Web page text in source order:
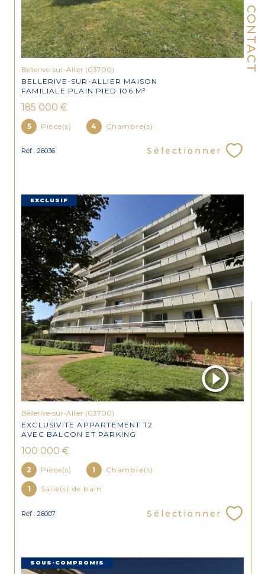
CONTACT
Bellerive-sur-Allier (03700)
BELLERIVE-SUR-ALLIER MAISON
FAMILIALE PLAIN PIED 106 M²
185 000 €
5 Pièce(s) 4 Chambre(s)
Réf : 26036 Sélectionner
EXCLUSIF
Bellerive-sur-Allier (03700)
EXCLUSIVITE APPARTEMENT T2
AVEC BALCON ET PARKING
100 000 €
2 Pièce(s) 1 Chambre(s)
1 Salle(s) de bain
Réf : 26007 Sélectionner
SOUS-COMPROMIS